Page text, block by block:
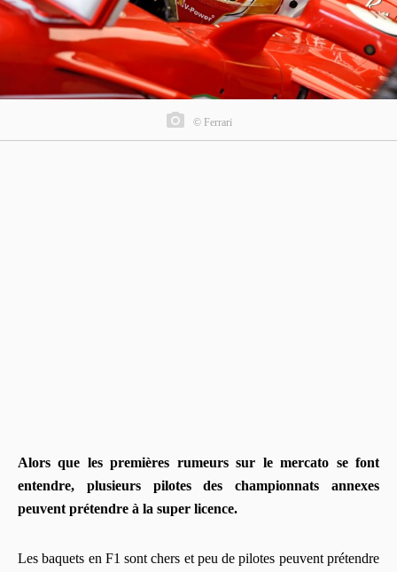
© Ferrari
Alors que les premières rumeurs sur le mercato se font
entendre, plusieurs pilotes des championnats annexes
peuvent prétendre à la super licence.
Les baquets en F1 sont chers et peu de pilotes peuvent prétendre